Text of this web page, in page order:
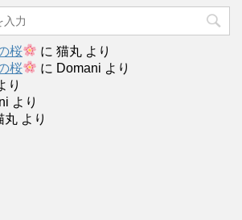
桜 に猫丸 より
桜
に Domani より
り
より
丸 より